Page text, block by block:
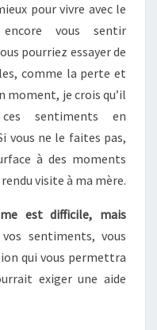
pour vivre avec le
vous sentir
pourriez essayer de
comme la perte et
moment, je crois qu’il
sentiments en
vous ne le faites pas,
à des moments
visite à ma mère.
est difficile, mais
sentiments, vous
qui vous permettra
exiger une aide